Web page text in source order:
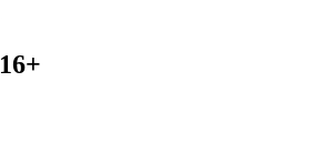
16+